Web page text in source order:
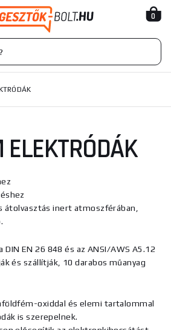
0
átolvasztás inert atmoszférában,
DIN EN 26 848 és az ANSI/AWS A5.12
és szállítják, 10 darabos műanyag
oxiddal és elemi tartalommal
is szerepelnek.